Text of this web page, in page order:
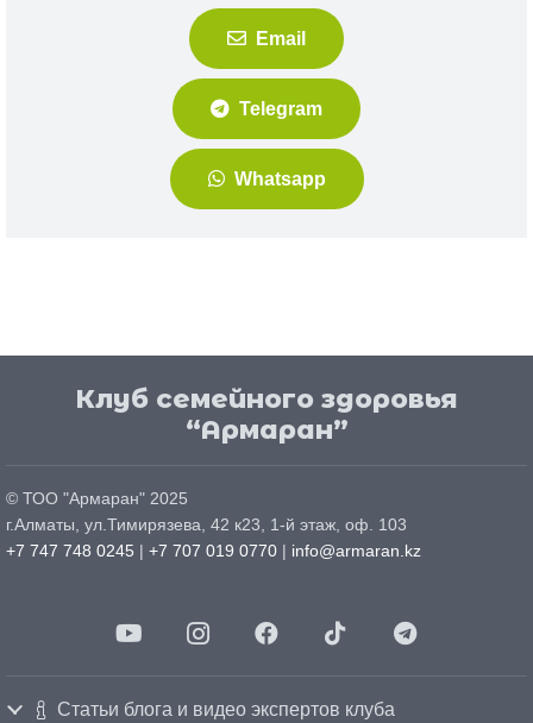
Email
Telegram
Whatsapp
Клуб семейного здоровья
“Армаран”
© ТОО "Армаран" 2025
г.Алматы , ул. Тимирязева, 42 к23, 1-й этаж, оф. 103
+7 747 748 0245 | +7 707 019 0770 | info@armaran.kz
Статьи блога и видео экспертов клуба